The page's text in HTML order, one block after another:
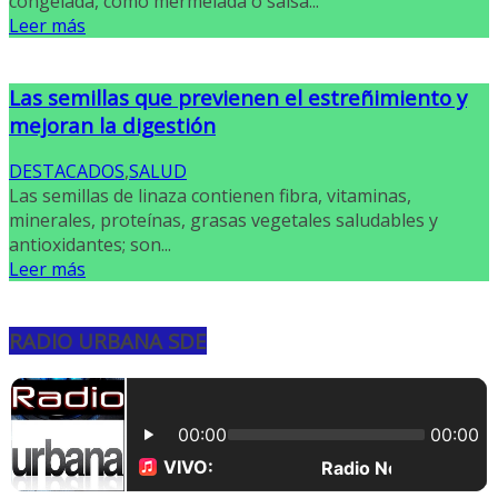
Leer más
Las semillas que previenen el estreñimiento y
mejoran la digestión
DESTACADOS,SALUD
Las semillas de linaza contienen fibra, vitaminas,
minerales, proteínas, grasas vegetales saludables y
antioxidantes; son...
Leer más
RADIO URBANA SDE